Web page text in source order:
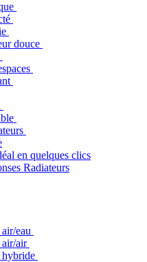
douce
en quelques clics
Radiateurs
eau
air/air
hybride